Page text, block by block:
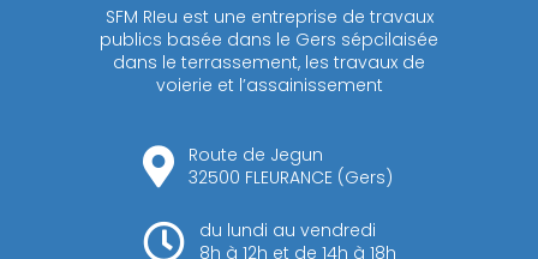
SFM RIeu est une entreprise de travaux
publics basée dans le Gers sépcilaisée
dans le terrassement, les travaux de
voierie et l’assainissement
Route de Jegun
32500 FLEURANCE (Gers)
du lundi au vendredi
8h à 12h et de 14h à 18h